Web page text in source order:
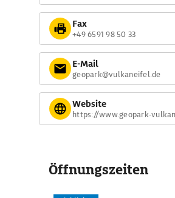
Fax
+49 6591 98 50 33
E-Mail
geopark@vulkaneifel.de
Website
https://www.geopark-
Öffnungszeiten